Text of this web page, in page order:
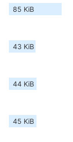
85 KiB
43 KiB
44 KiB
45 KiB